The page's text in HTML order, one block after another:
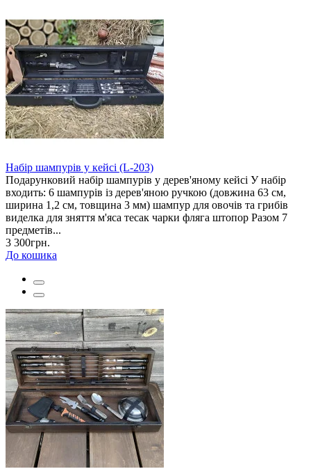
Набір шампурів у кейсі (L-203)
Подарунковий набір шампурів у дерев'яному кейсі У набір
входить: 6 шампурів із дерев'яною ручкою (довжина 63 см,
ширина 1,2 см, товщина 3 мм) шампур для овочів та грибів
виделка для зняття м'яса тесак чарки фляга штопор Разом 7
предметів...
3 300грн.
До кошика